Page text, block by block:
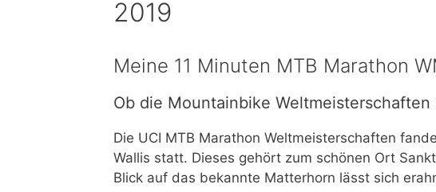
2019
Meine 11 Minuten MTB Marathon
Ob die Mountainbike
Die UCI MTB Marathon Weltmeisterschaften
Wallis statt. Dieses gehört zum schönen Ort
Blick auf das bekannte Matterhorn lässt sich